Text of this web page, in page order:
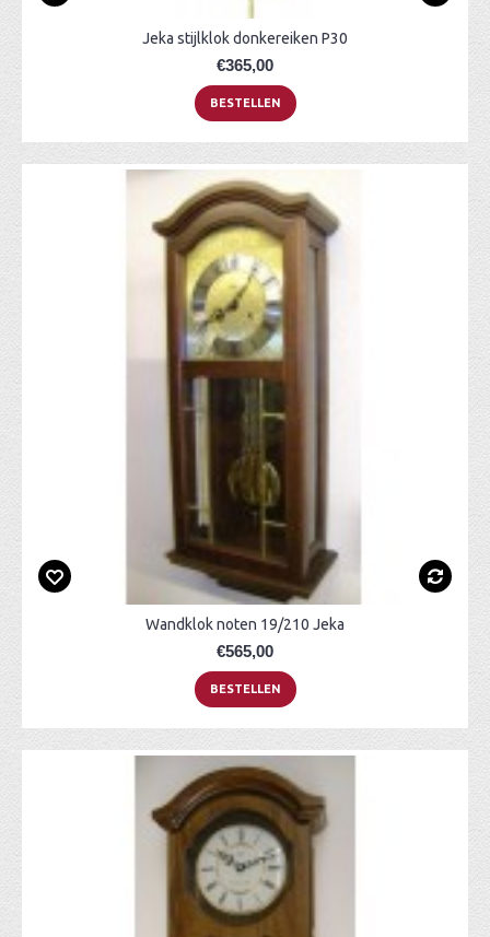
Jeka stijlklok donkereiken P30
€365,00
BESTELLEN
Wandklok noten 19/210 Jeka
€565,00
BESTELLEN